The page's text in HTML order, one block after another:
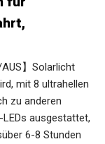
】Solarlicht
mit 8 ultrahellen
zu anderen
ausgestattet,
6-8 Stunden